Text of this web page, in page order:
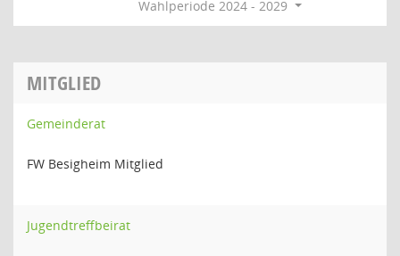
Wahlperiode 2024 - 2029
MITGLIED
Gemeinderat
FW Besigheim Mitglied
Jugendtreffbeirat